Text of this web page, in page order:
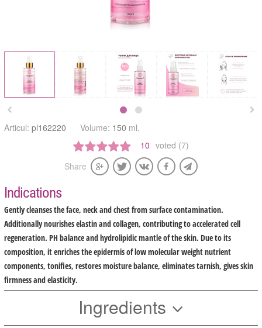
 
Articul:pl162220 Volume: 150 ml.
10 voted (7)
Share
Indications
Gently cleanses the face, neck and chest from surface contamination.
Additionally nourishes elastin and collagen, contributing to accelerated cell
regeneration. PH balance and hydrolipidic mantle of the skin. Due to its
composition, it enriches the epidermis of low molecular weight nutrient
components, tonifies, restores moisture balance, eliminates tarnish, gives skin
firmness and elasticity.
Ingredients